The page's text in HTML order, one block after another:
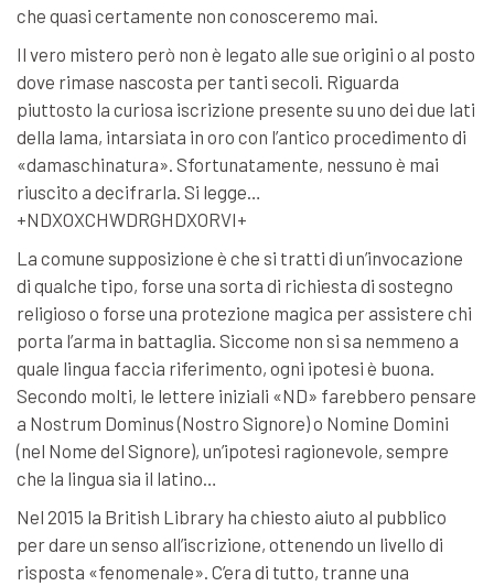
che quasi certamente non conosceremo mai.
Il vero mistero però non è legato alle sue origini o al posto
dove rimase nascosta per tanti secoli. Riguarda
piuttosto la curiosa iscrizione presente su uno dei due lati
della lama, intarsiata in oro con l’antico procedimento di
«damaschinatura». Sfortunatamente, nessuno è mai
riuscito a decifrarla. Si legge…
+NDXOXCHWDRGHDXORVI+
La comune supposizione è che si tratti di un’invocazione
di qualche tipo, forse una sorta di richiesta di sostegno
religioso o forse una protezione magica per assistere chi
porta l’arma in battaglia. Siccome non si sa nemmeno a
quale lingua faccia riferimento, ogni ipotesi è buona.
Secondo molti, le lettere iniziali «ND» farebbero pensare
a Nostrum Dominus (Nostro Signore) o Nomine Domini
(nel Nome del Signore), un’ipotesi ragionevole, sempre
che la lingua sia il latino…
Nel 2015 la British Library ha chiesto aiuto al pubblico
per dare un senso all’iscrizione, ottenendo un livello di
risposta «fenomenale». C’era di tutto, tranne una